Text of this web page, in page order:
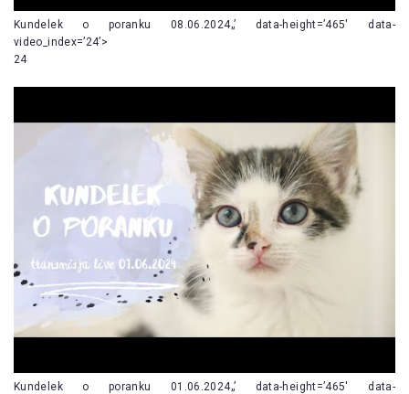
Kundelek o poranku 08.06.2024„’ data-height=’465′ data-
video_index=’24’>
24
Kundelek o poranku 01.06.2024„’ data-height=’465′ data-